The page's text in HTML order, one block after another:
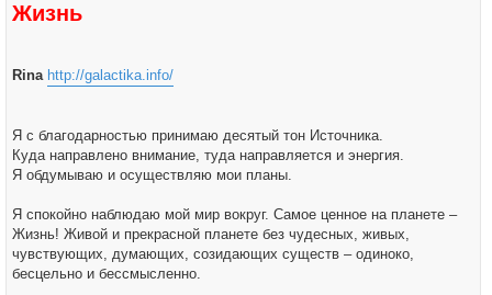
Жизнь
Rina http://galactika.info/
Я с благодарностью принимаю десятый тон Источника.
Куда направлено внимание, туда направляется и энергия.
Я обдумываю и осуществляю мои планы.
Я спокойно наблюдаю мой мир вокруг. Самое ценное на планете –
Жизнь! Живой и прекрасной планете без чудесных, живых,
чувствующих, думающих, созидающих существ – одиноко,
бесцельно и бессмысленно.